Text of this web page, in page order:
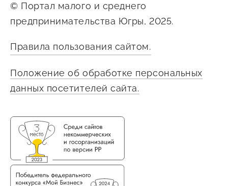
© Портал малого и среднего
предпринимательства Югры, 2025.
Правила пользования сайтом.
Положение об обработке персональных
данных посетителей сайта.